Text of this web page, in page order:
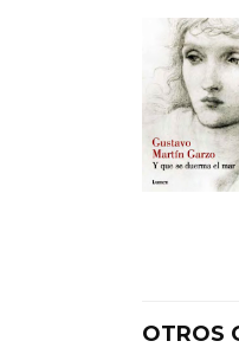
OTROS